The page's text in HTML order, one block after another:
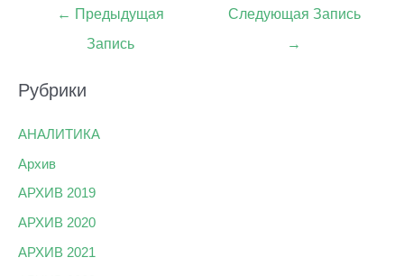
Навигация
← Предыдущая
Запись
Следующая Запись
→
Рубрики
АНАЛИТИКА
Архив
АРХИВ 2019
АРХИВ 2020
АРХИВ 2021